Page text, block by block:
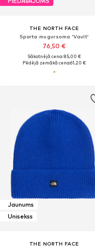
THE NORTH FACE
Sporta mugursoma 'Vault'
76,50 €
Sākotnējā cena: 85,00 €
Pēdējā zemākā cena:61,20 €
Jaunums
Unisekss
THE NORTH FACE